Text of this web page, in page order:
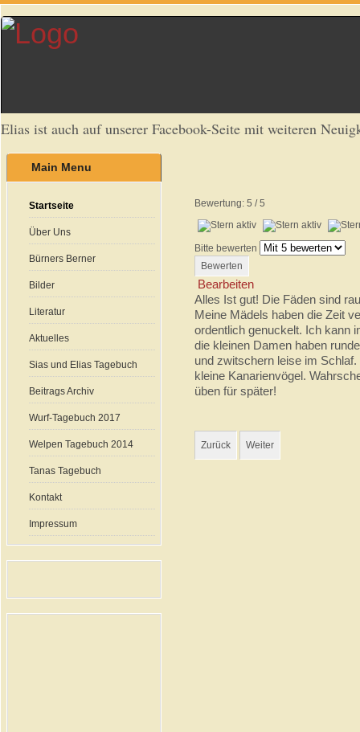
Elias ist auch auf unserer Facebook-Seite mit weiteren
Main Menu
Startseite
Über Uns
Bürners Berner
Bilder
Literatur
Aktuelles
Sias und Elias Tagebuch
Beitrags Archiv
Wurf-Tagebuch 2017
Welpen Tagebuch 2014
Tanas Tagebuch
Kontakt
Impressum
Bewertung: 5 /5
Bitte bewerten
Bearbeiten
Alles Ist gut! Die Fäden sind
Meine Mädels haben die Zeit
ordentlich genuckelt. Ich kann
die kleinen Damen haben
und zwitschern leise im
kleine Kanarienvögel.
üben für später!
Zurück Weiter